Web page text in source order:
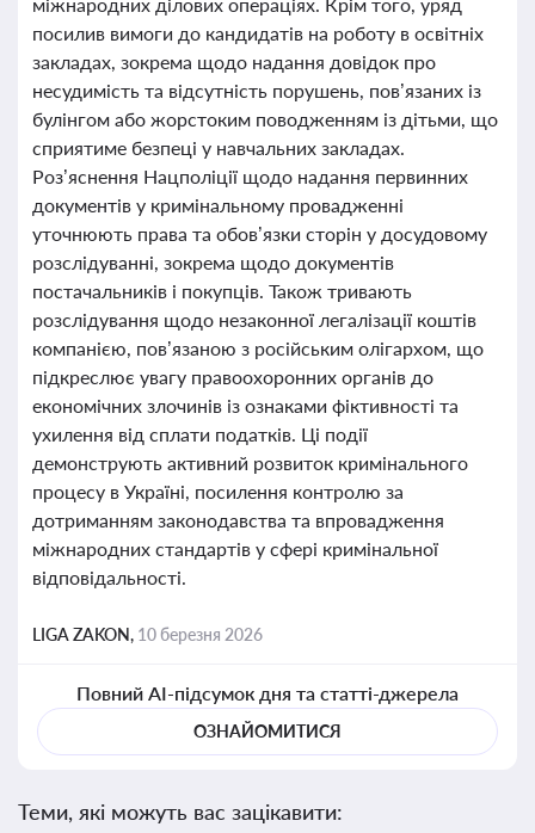
посилив вимоги до кандидатів на роботу в освітніх
закладах, зокрема щодо надання довідок про
несудимість та відсутність порушень, пов’язаних із
булінгом або жорстоким поводженням із дітьми, що
сприятиме безпеці у навчальних закладах.
Роз’яснення Нацполіції щодо надання первинних
документів у кримінальному провадженні
уточнюють права та обов’язки сторін у досудовому
розслідуванні, зокрема щодо документів
постачальників і покупців. Також тривають
розслідування щодо незаконної легалізації коштів
компанією, пов’язаною з російським олігархом, що
підкреслює увагу правоохоронних органів до
економічних злочинів із ознаками фіктивності та
ухилення від сплати податків. Ці події
демонструють активний розвиток кримінального
процесу в Україні, посилення контролю за
дотриманням законодавства та впровадження
міжнародних стандартів у сфері кримінальної
відповідальності.
LIGA ZAKON, 10 березня 2026
Повний AI-підсумок дня та статті-джерела
ОЗНАЙОМИТИСЯ
Теми, які можуть вас зацікавити: